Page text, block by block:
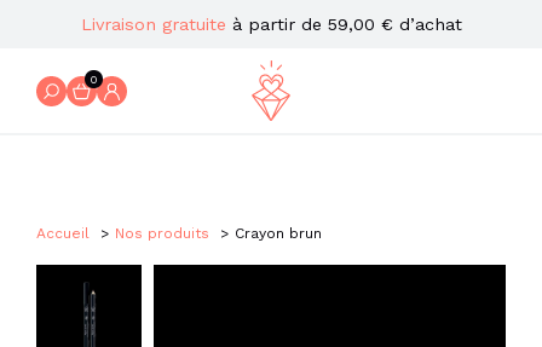
Livraison gratuite à partir de 59,00 € d’achat
0
Accueil Nos produits Crayon brun